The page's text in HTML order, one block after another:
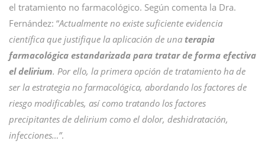
el tratamiento no farmacológico. Según comenta la Dra.
Fernández: “Actualmente no existe suficiente evidencia
científica que justifique la aplicación de una terapia
farmacológica estandarizada para tratar de forma efectiva
el delirium. Por ello, la primera opción de tratamiento ha de
ser la estrategia no farmacológica, abordando los factores de
riesgo modificables, así como tratando los factores
precipitantes de delirium como el dolor, deshidratación,
infecciones…”.